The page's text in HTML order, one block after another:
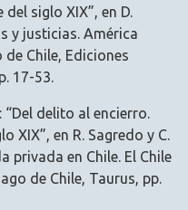
siglo XIX”, en D.
y justicias. América
de Chile, Ediciones
17-53.
“Del delito al encierro.
XIX”, en R. Sagredo y C.
privada en Chile. El Chile
de Chile, Taurus, pp.